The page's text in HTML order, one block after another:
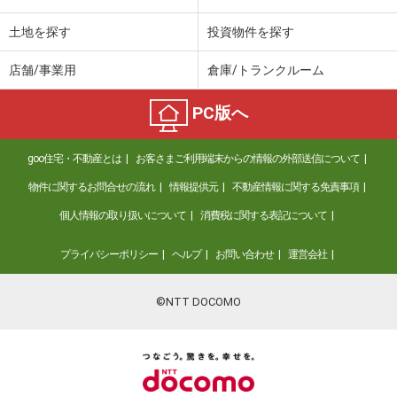
土地を探す 投資物件を探す
店舗/事業用 倉庫/トランクルーム
PC版へ
goo住宅・不動産とは お客さまご利用端末からの情報の外部送信について
物件に関するお問合せの流れ 情報提供元 不動産情報に関する免責事項
個人情報の取り扱いについて 消費税に関する表記について
プライバシーポリシー ヘルプ お問い合わせ 運営会社
©NTT DOCOMO